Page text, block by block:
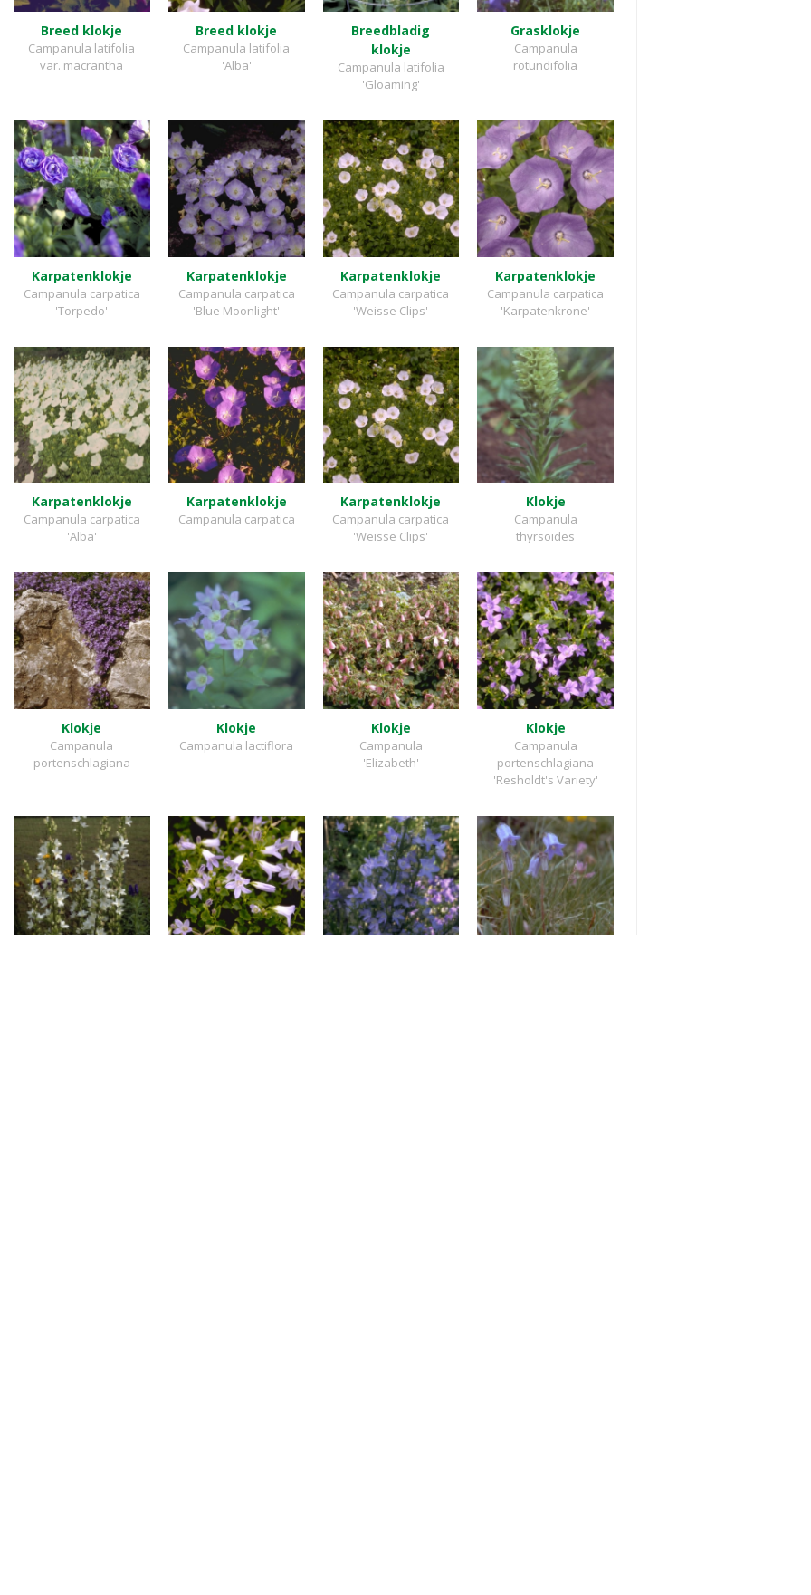
Breed klokje
Campanula latifolia
var. macrantha
Breed klokje
Campanula latifolia
'Alba'
Breedbladig
klokje
Campanula latifolia
'Gloaming'
Grasklokje
Campanula
rotundifolia
Karpatenklokje
Campanula carpatica
'Torpedo'
Karpatenklokje
Campanula carpatica
'Blue Moonlight'
Karpatenklokje
Campanula carpatica
'Weisse Clips'
Karpatenklokje
Campanula carpatica
'Karpatenkrone'
Karpatenklokje
Campanula carpatica
'Alba'
Karpatenklokje
Campanula carpatica
Karpatenklokje
Campanula carpatica
'Weisse Clips'
Klokje
Campanula
thyrsoides
Klokje
Campanula
portenschlagiana
Klokje
Campanula lactiflora
Klokje
Campanula
'Elizabeth'
Klokje
Campanula
portenschlagiana
'Resholdt's Variety'